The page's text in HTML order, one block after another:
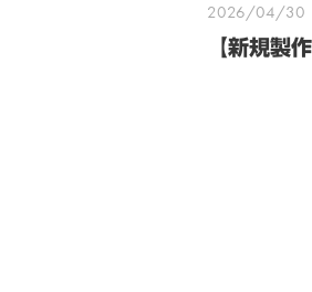
2026/04/30
【新規製